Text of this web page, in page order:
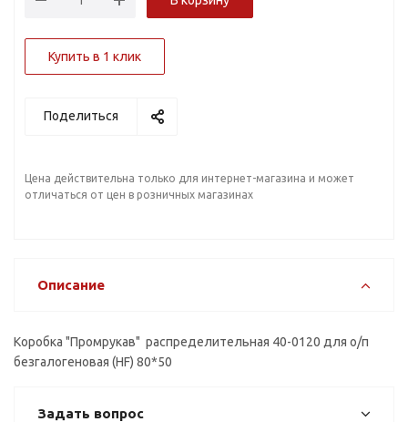
Купить в 1 клик
Поделиться
Цена действительна только для интернет-магазина и может
отличаться от цен в розничных магазинах
Описание
Коробка "Промрукав" распределительная 40-0120 для о/п
безгалогеновая (HF) 80*50
Задать вопрос